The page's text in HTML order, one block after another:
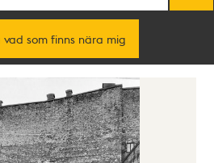
vad som finns nära mig